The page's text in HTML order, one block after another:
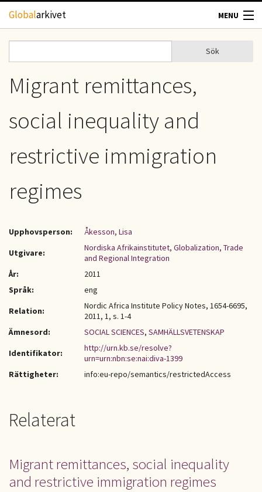
Hoppa till huvudinnehåll
Globalarkivet MENU
TIDSKRIFTER
KONTAKT
Sökformulär
Sök
Migrant remittances,
social inequality and
restrictive immigration
regimes
Upphovsperson:
Åkesson, Lisa
Utgivare:
Nordiska Afrikainstitutet, Globalization, Trade
and Regional Integration
År:
2011
Språk:
eng
Relation:
Nordic Africa Institute Policy Notes, 1654-6695,
2011, 1, s. 1-4
Ämnesord:
SOCIAL SCIENCES, SAMHÄLLSVETENSKAP
Identifikator:
http://urn.kb.se/resolve?
urn=urn:nbn:se:nai:diva-1399
Rättigheter:
info:eu-repo/semantics/restrictedAccess
Relaterat
Migrant remittances, social inequality
and restrictive immigration regimes